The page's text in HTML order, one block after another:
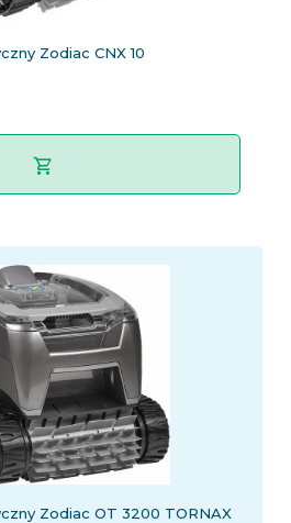
Zodiac CNX 10
Zodiac OT 3200 TORNAX